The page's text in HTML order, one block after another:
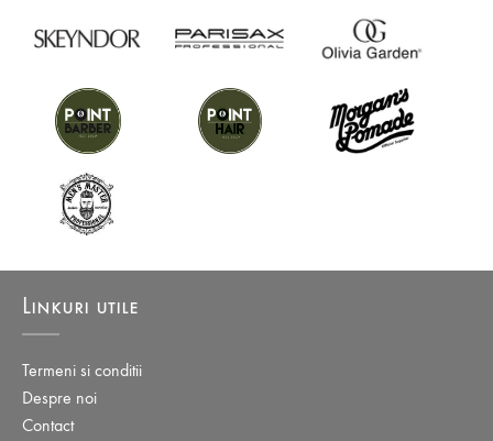
Linkuri utile
Termeni si conditii
Despre noi
Contact